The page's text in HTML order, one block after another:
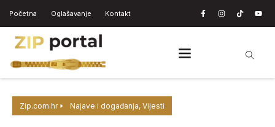
Početna Oglašavanje Kontakt
Zip.com.hr Najave i događanja, Vijesti